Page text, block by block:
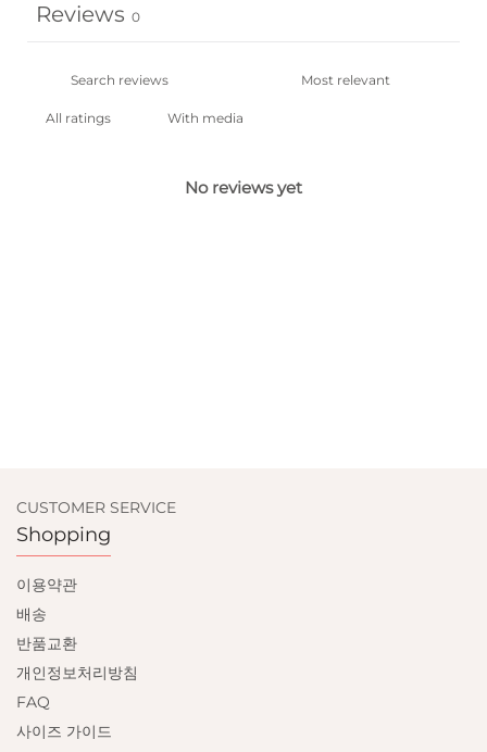
Reviews 0
With media
No reviews yet
CUSTOMER SERVICE
Shopping
이용약관
배송
반품교환
개인정보처리방침
FAQ
사이즈 가이드